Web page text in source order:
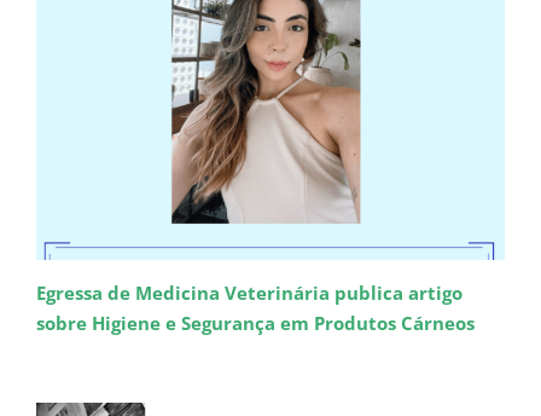
Egressa de Medicina Veterinária publica artigo
sobre Higiene e Segurança em Produtos Cárneos